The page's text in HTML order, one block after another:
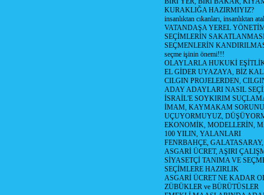
KURAKLIĞA HAZIRMIYIZ?
insanlıktan cıkanları, insanlıktan
VATANDAŞA YEREL
SEÇİMLERİN
SEÇMENLERİN
seçme işinin önemi!!!
OLAYLARLA HUKUKİ
EL GİDER UYAZAYA, BİZ
CILGIN PROJELERDEN,
ADAY ADAYLARI NASIL
İSRAİL'E SOYKIRIM
İMAM, KAYMAKAM SORUNU
UÇUYORMUYUZ,
EKONOMİK, MODELLERİN,
100 YILIN, YALANLARI
FENRBAHÇE,
ASGARİ ÜCRET, AŞIRI
SİYASETÇİ TANIMA VE
SEÇİMLERE HAZIRLIK
ASGARİ ÜCRET NE KADAR
ZÜBÜKLER ve BÜRÜTÜSLER